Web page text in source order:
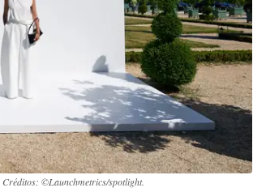
Créditos: ©Launchmetrics/spotlight.